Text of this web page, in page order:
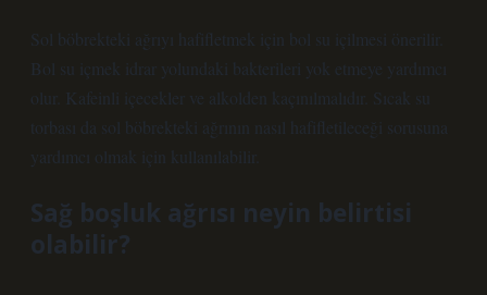
Sol böbrekteki ağrıyı hafifletmek için bol su içilmesi önerilir.
Bol su içmek idrar yolundaki bakterileri yok etmeye yardımcı
olur. Kafeinli içecekler ve alkolden kaçınılmalıdır. Sıcak su
torbası da sol böbrekteki ağrının nasıl hafifletileceği sorusuna
yardımcı olmak için kullanılabilir.
Sağ boşluk ağrısı neyin belirtisi
olabilir?